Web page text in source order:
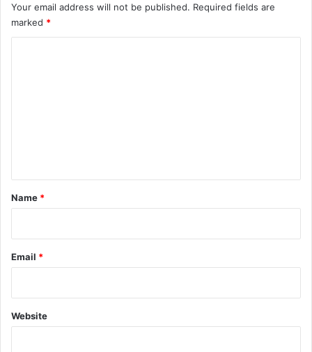
Your email address will not be published. Required fields are
marked *
*
Name *
Email *
Website